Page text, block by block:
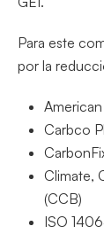
Para este
por la
Carbco
Climate,
(CCB)
ISO